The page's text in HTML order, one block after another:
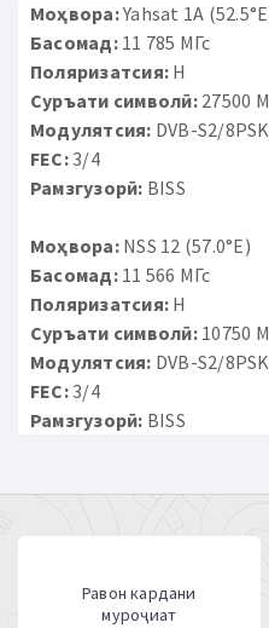
Моҳвора:Yahsat 1A
Басомад:11 785 МГс
Поляризатсия: H
Суръати символӣ:27500
Модулятсия: DVB-S2/
FEC:3/4
Рамзгузорӣ: BISS
Моҳвора:NSS 12 (57.0°E)
Басомад:11 566 МГс
Поляризатсия: H
Суръати символӣ:10750
Модулятсия: DVB-S2/
FEC:3/4
Рамзгузорӣ: BISS
Равон кардани
муроҷиат